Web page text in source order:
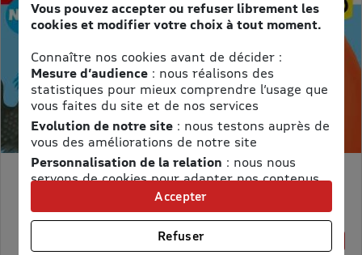
MON PETIT SCIENCE ET VIE AVEC NANO
Meilleur prix :
Vous pouvez accepter ou refuser librement les
cookies et modifier votre choix à tout moment.
Connaître nos cookies avant de décider :
Mesure d’audience: nous réalisons des
statistiques pour mieux comprendre l’usage que
vous faites du site et de nos services
Evolution de notre site: nous testons auprès de
vous des améliorations de notre site
Personnalisation de la relation : nous nous
servons de cookies pour adapter nos contenus
et personnaliser nos offres
Univers publicitaire: nous utilisons avec nos
partenaires des cookies pour afficher des
publicités personnalisées
Refuser
Accepter